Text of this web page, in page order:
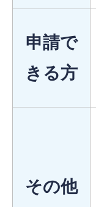
申請で
きる方
その他